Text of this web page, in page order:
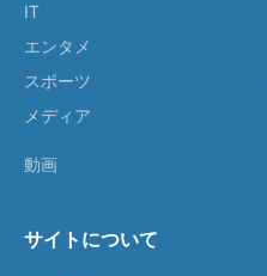
IT
エンタメ
スポーツ
メディア
動画
サイトについて